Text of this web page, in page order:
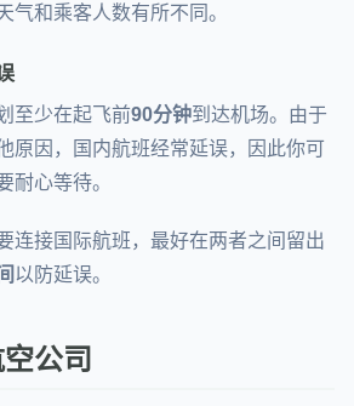
气和乘客人数有所不同。
至少在起飞前90分钟到达机场。由于
原因，国内航班经常延误，因此你可
耐心等待。
连接国际航班，最好在两者之间留出
以防延误。
公司